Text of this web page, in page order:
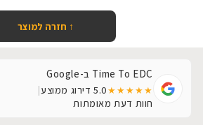
↑ חזרה למוצר
Time To EDC ב-Google
★★★★★
5.0דירוג ממוצע|
חוות דעת מאומתות